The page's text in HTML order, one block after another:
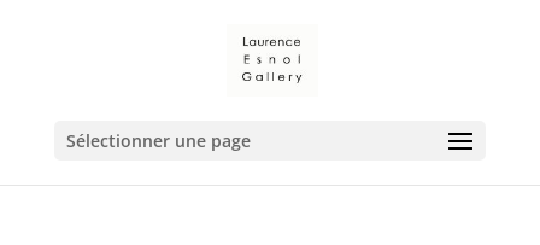
Sélectionner une page